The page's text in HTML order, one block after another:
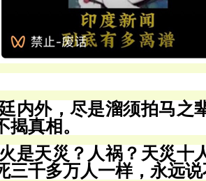
内外，尽是溜须拍马之
揭真相。
是天災？人祸？天災十
三千多万人一样，永远